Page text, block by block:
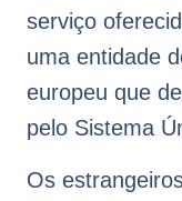
serviço
uma entidade
europeu que
pelo Sistema
Os